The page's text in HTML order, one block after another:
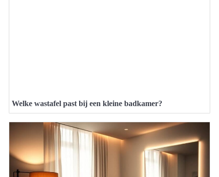
Welke wastafel past bij een kleine badkamer?